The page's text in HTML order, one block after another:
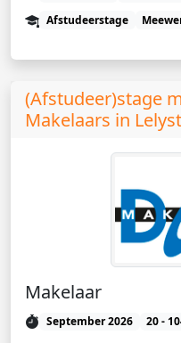
Afstudeerstage
(Afstudeer)stage
Makelaars in
Makelaar
September 2026 20 -